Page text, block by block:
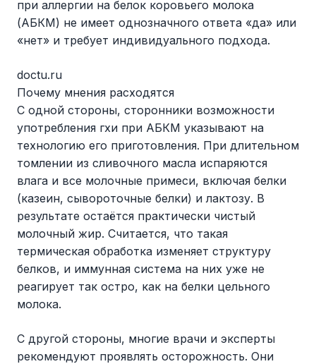
при аллергии на белок коровьего молока
(АБКМ) не имеет однозначного ответа «да» или
«нет» и требует индивидуального подхода.
doctu.ru
Почему мнения расходятся
С одной стороны, сторонники возможности
употребления гхи при АБКМ указывают на
технологию его приготовления. При длительном
томлении из сливочного масла испаряются
влага и все молочные примеси, включая белки
(казеин, сывороточные белки) и лактозу. В
результате остаётся практически чистый
молочный жир. Считается, что такая
термическая обработка изменяет структуру
белков, и иммунная система на них уже не
реагирует так остро, как на белки цельного
молока.
С другой стороны, многие врачи и эксперты
рекомендуют проявлять осторожность. Они